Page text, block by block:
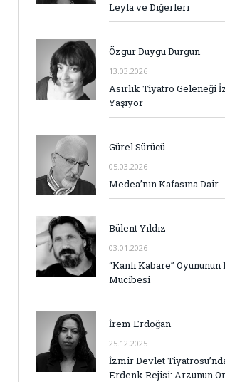
Leyla ve Diğerleri
Özgür Duygu Durgun
13.03.2026
Asırlık Tiyatro Geleneği
Yaşıyor
Gürel Sürücü
05.03.2026
Medea’nın Kafasına Dair
Bülent Yıldız
03.01.2026
“Kanlı Kabare” Oyununun
Mucibesi
İrem Erdoğan
25.12.2025
İzmir Devlet
Erdenk Rejisi: Arzunun